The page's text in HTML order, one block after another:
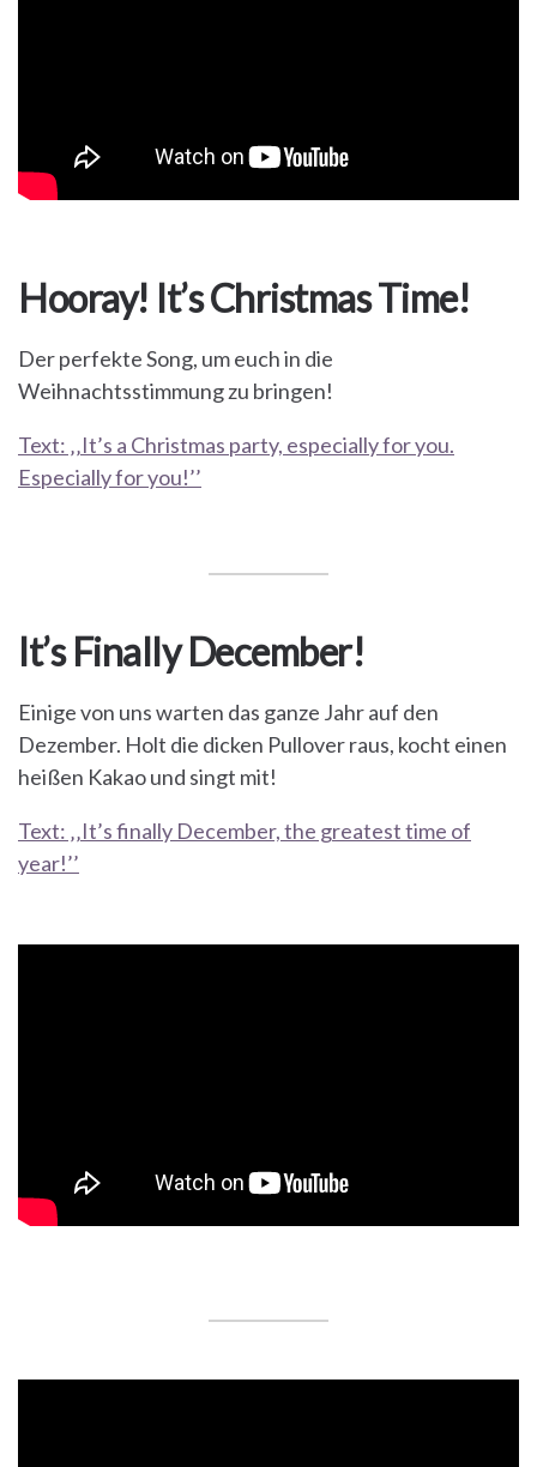
Hooray! It’s Christmas Time!
Der perfekte Song, um euch in die
Weihnachtsstimmung zu bringen!
Text: ‚‚It’s a Christmas party, especially for you.
Especially for you!’’
It’s Finally December!
Einige von uns warten das ganze Jahr auf den
Dezember. Holt die dicken Pullover raus, kocht einen
heißen Kakao und singt mit!
Text: ‚‚It’s finally December, the greatest time of
year!’’